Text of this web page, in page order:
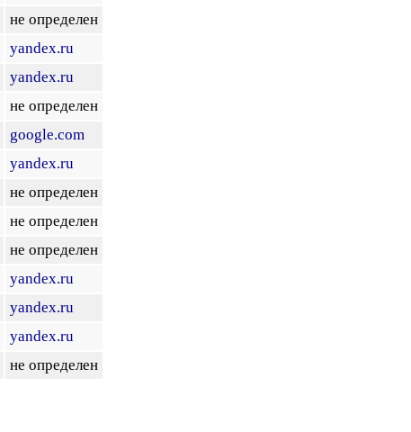
не определен
yandex.ru
yandex.ru
не определен
google.com
yandex.ru
не определен
не определен
не определен
yandex.ru
yandex.ru
yandex.ru
не определен